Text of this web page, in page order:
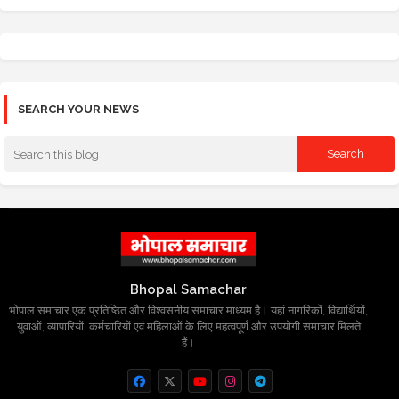
SEARCH YOUR NEWS
Bhopal Samachar
भोपाल समाचार एक प्रतिष्ठित और विश्वसनीय समाचार माध्यम है। यहां नागरिकों, विद्यार्थियों,
युवाओं, व्यापारियों, कर्मचारियों एवं महिलाओं के लिए महत्वपूर्ण और उपयोगी समाचार मिलते
हैं।